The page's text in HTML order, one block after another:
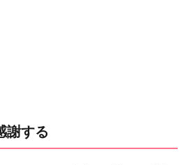
謝する